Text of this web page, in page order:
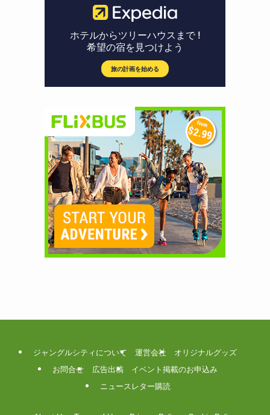
ジャングルシティについて 運営会社
オリジナルグッズ
お問合せ
広告出稿
イベント掲載のお申込み
ニュースレター購読